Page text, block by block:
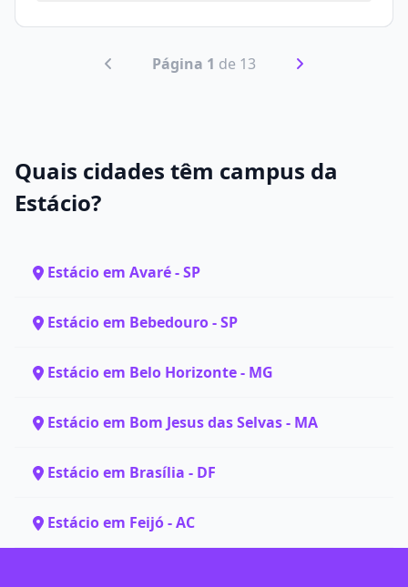
Página 1 de 13
Quais cidades têm campus da
Estácio?
Estácio em Avaré - SP
Estácio em Bebedouro - SP
Estácio em Belo Horizonte - MG
Estácio em Bom Jesus das Selvas - MA
Estácio em Brasília - DF
Estácio em Feijó - AC